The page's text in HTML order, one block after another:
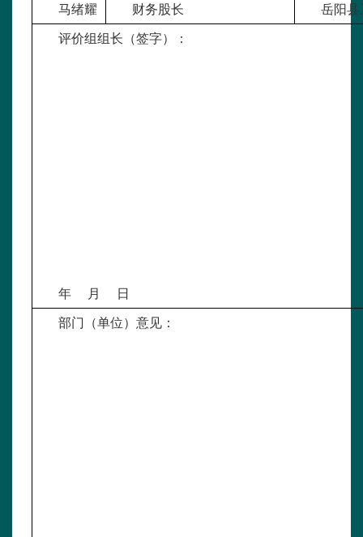
马绪耀
财务股长
岳阳
评价组组长（签字）：
年 月 日
部门（单位）意见：